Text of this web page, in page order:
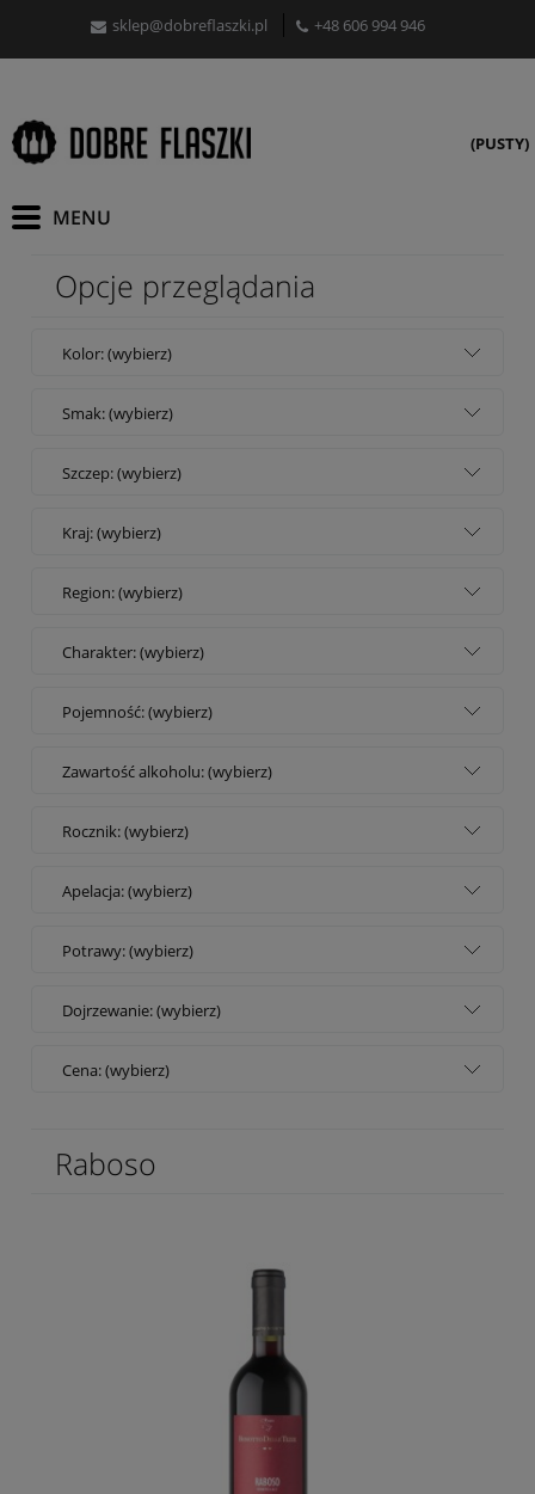
sklep@dobreflaszki.pl +48 606 994 946
(PUSTY)
Opcje przeglądania
Kolor: (wybierz)
Smak: (wybierz)
Szczep: (wybierz)
Kraj: (wybierz)
Region: (wybierz)
Charakter: (wybierz)
Pojemność: (wybierz)
Zawartość alkoholu: (wybierz)
Rocznik: (wybierz)
Apelacja: (wybierz)
Potrawy: (wybierz)
Dojrzewanie: (wybierz)
Cena: (wybierz)
Raboso